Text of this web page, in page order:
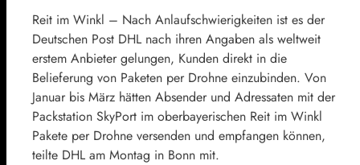
Reit im Winkl – Nach Anlaufschwierigkeiten ist es der
Deutschen Post DHL nach ihren Angaben als weltweit
erstem Anbieter gelungen, Kunden direkt in die
Belieferung von Paketen per Drohne einzubinden. Von
Januar bis März hätten Absender und Adressaten mit der
Packstation SkyPort im oberbayerischen Reit im Winkl
Pakete per Drohne versenden und empfangen können,
teilte DHL am Montag in Bonn mit.